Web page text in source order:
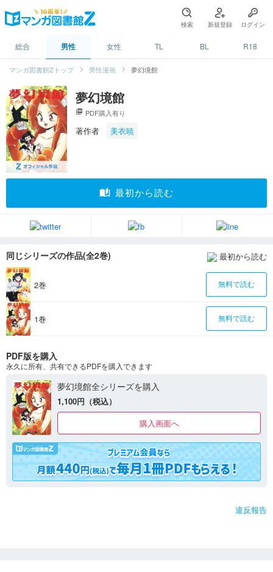
検索 新規登録 ログイン
総合 男性 女性 TL BL R18
マンガ図書館Zトップ 男性漫画 夢幻境館
夢幻境館
picture_as_pdf PDF購入有り
著作者 美衣暁
auto_stories 最初から読む
同じシリーズの作品(全2巻) 最初から読む
2巻 無料で読む
1巻 無料で読む
PDF版を購入
永久に所有、共有できるPDFを購入できます
夢幻境館全シリーズを購入
1,100円（税込）
購入画面へ
違反報告